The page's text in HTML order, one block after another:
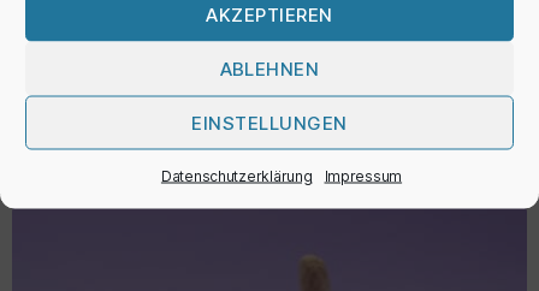
AKZEPTIEREN
ABLEHNEN
EINSTELLUNGEN
Datenschutzerklärung Impressum
AUSFÜHRUNG WÄHLEN